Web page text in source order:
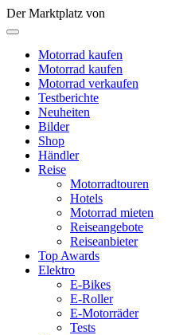
Der Marktplatz von
Motorrad kaufen
Motorrad kaufen
Motorrad verkaufen
Testberichte
Neuheiten
Bilder
Shop
Händler
Reise
Motorradtouren
Hotels
Motorrad mieten
Reiseangebote
Reiseanbieter
Top Awards
Elektro
E-Bikes
E-Roller
E-Motorräder
Tests